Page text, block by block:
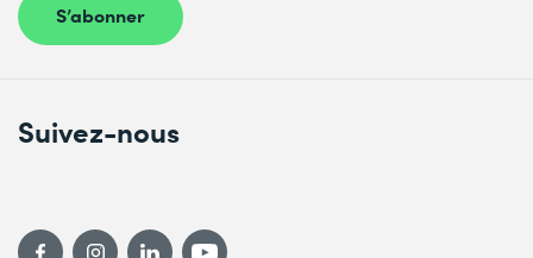
S’abonner
Suivez-nous